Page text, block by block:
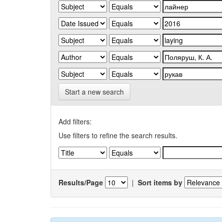
Start a new search
Add filters:
Use filters to refine the search results.
Results/Page | Sort items by